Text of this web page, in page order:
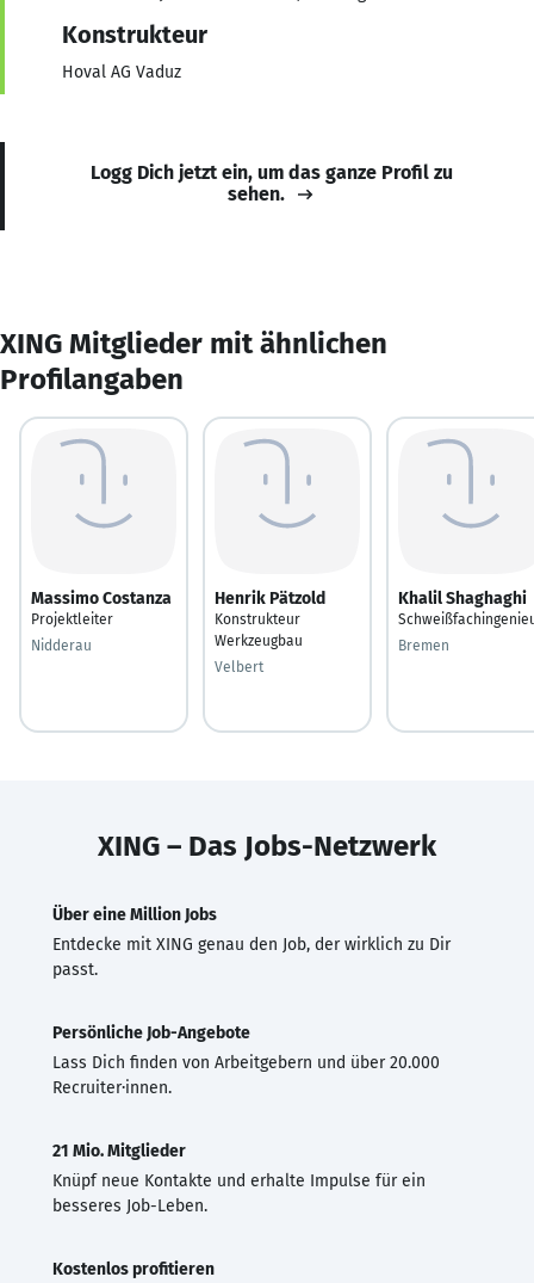
Konstrukteur
Hoval AG Vaduz
Logg Dich jetzt ein, um das ganze Profil zu
sehen.
XING Mitglieder mit ähnlichen
Profilangaben
Massimo Costanza
Projektleiter
Nidderau
Henrik Pätzold
Konstrukteur
Werkzeugbau
Velbert
Khalil Shaghaghi
Bremen
XING – Das Jobs-Netzwerk
Über eine Million Jobs
Entdecke mit XING genau den Job, der wirklich zu Dir
passt.
Persönliche Job-Angebote
Lass Dich finden von Arbeitgebern und über 20.000
Recruiter·innen.
21 Mio. Mitglieder
Knüpf neue Kontakte und erhalte Impulse für ein
besseres Job-Leben.
Kostenlos profitieren